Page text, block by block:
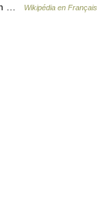
…
Wikipédia en Français